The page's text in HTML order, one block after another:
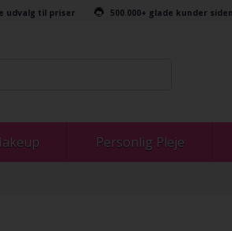
udvalg til priser 500.000+ glade kunder
Personlig Pleje